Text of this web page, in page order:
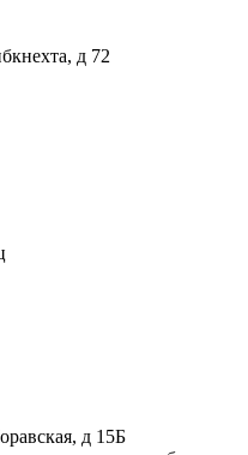
д 72
д 15Б